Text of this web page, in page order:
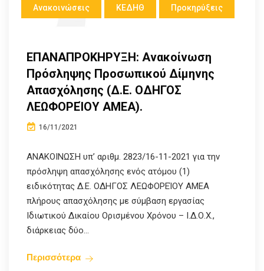
Ανακοινώσεις ΚΕΔΗΘ Προκηρύξεις
ΕΠΑΝΑΠΡΟΚΗΡΥΞΗ: Aνακοίνωση
Πρόσληψης Προσωπικού Δίμηνης
Απασχόλησης (Δ.Ε. ΟΔΗΓΟΣ
ΛΕΩΦΟΡΕΊΟΥ ΑΜΕΑ).
16/11/2021
ΑΝΑΚΟΙΝΩΣΗ υπ’ αριθμ. 2823/16-11-2021 για την
πρόσληψη απασχόλησης ενός ατόμου (1)
ειδικότητας Δ.Ε. ΟΔΗΓΟΣ ΛΕΩΦΟΡΕΊΟΥ ΑΜΕΑ
πλήρους απασχόλησης με σύμβαση εργασίας
Ιδιωτικού Δικαίου Ορισμένου Χρόνου – Ι.Δ.Ο.Χ.,
διάρκειας δύο...
Περισσότερα